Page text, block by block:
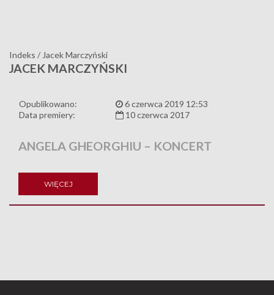
Indeks / Jacek Marczyński
JACEK MARCZYŃSKI
Opublikowano:
6 czerwca 2019 12:53
Data premiery:
10 czerwca 2017
ANGELA GHEORGHIU – KONCERT
WIĘCEJ